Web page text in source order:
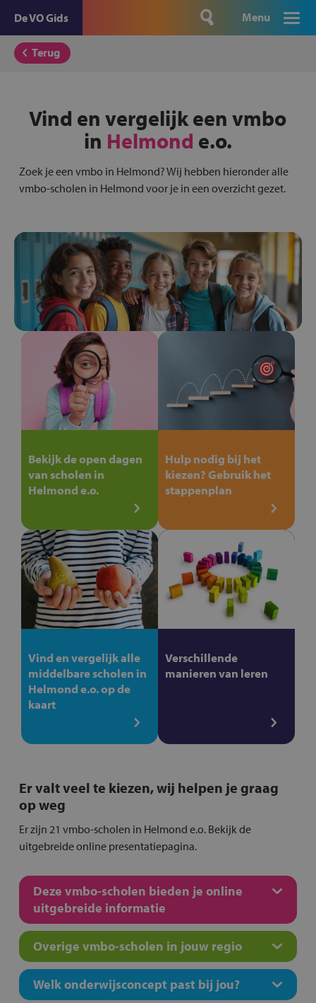
De VO Gids Menu
Terug
Vind en vergelijk een vmbo
in Helmond e.o.
Zoek je een vmbo in Helmond? Wij hebben hieronder alle
vmbo-scholen in Helmond voor je in een overzicht gezet.
Bekijk de open dagen
van scholen in
Helmond e.o.
Hulp nodig bij het
kiezen? Gebruik het
stappenplan
Vind en vergelijk alle
middelbare scholen in
Helmond e.o. op de
kaart
Verschillende
manieren van leren
Er valt veel te kiezen, wij helpen je graag
op weg
Er zijn 21 vmbo-scholen in Helmond e.o. Bekijk de
uitgebreide online presentatiepagina.
Deze vmbo-scholen bieden je online
uitgebreide informatie
Overige vmbo-scholen in jouw regio
Welk onderwijsconcept past bij jou?